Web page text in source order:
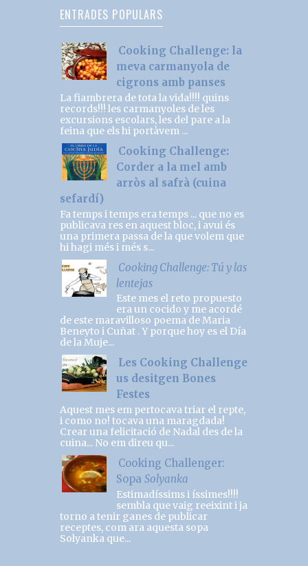
ENTRADES POPULARS
Cooking Challenge: la
meva carmanyola de
cigrons amb panses
La fiambrera de tota la vida!!!! quins
records!!! les carmanyoles de les
excursions escolars, les del pare a la
feina que els hi portàvem ...
Cooking Challenge:
Corder a la mel amb
arròs al safrà (cuina
sefardí)
Fa temps i temps era temps ... que no es
publicava res en aquest bloc, i avui és
una primera passa de la que volem que
hi hagi més i més s...
Cooking Challenge: Tú y las
lentejas
Este mes el reto propuesto
era un cocido y me acordé
de este maravilloso poema de Maria
Beneyto i Cuñat . Y porque hoy es el Día
de la Muje...
Les Cooking Challenge
us desitgen Bones
Festes
Aquest mes em pertocava triar el repte,
i como no! tocava una maragdada!
Crear una felicitació de Nadal des de la
cuina... No em direu qu...
Cooking Challenger:
Sopa Solyanka
Estimadíssims i íssimes!!!!
sembla que vaig reeixint i ja
torno a tenir ganes de publicar
receptes, com ara aquesta sopa
Solyanka que...